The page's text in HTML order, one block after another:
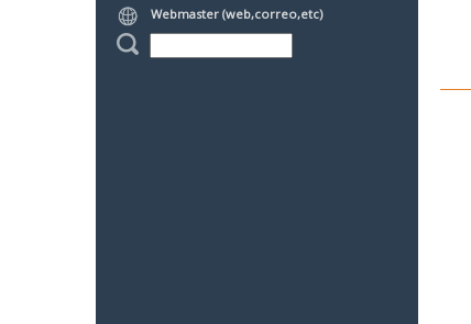
Webmaster (web,correo,etc)